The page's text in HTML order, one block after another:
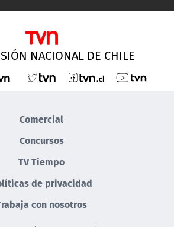
NACIONAL DE CHILE
Comercial
Concursos
TV Tiempo
de privacidad
con nosotros